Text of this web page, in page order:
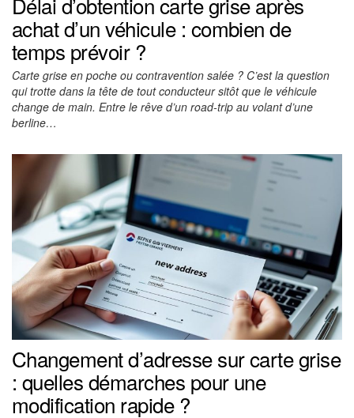
achat d’un véhicule : combien de
temps prévoir ?
Carte grise en poche ou contravention salée ? C’est la question
qui trotte dans la tête de tout conducteur sitôt que le véhicule
change de main. Entre le rêve d’un road-trip au volant d’une
berline…
Changement d’adresse sur carte grise
: quelles démarches pour une
modification rapide ?